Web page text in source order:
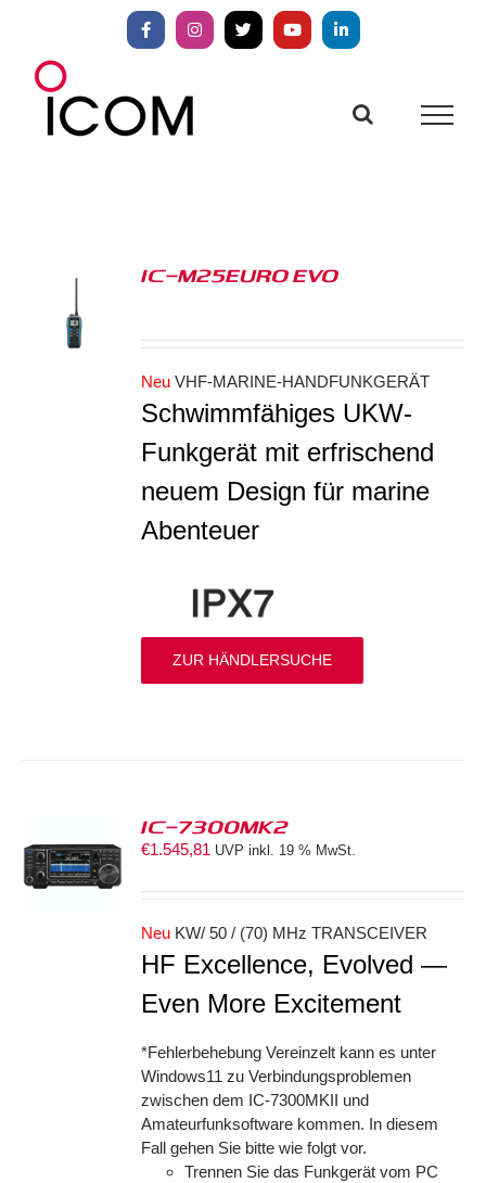
springen
FacebookInstagram
X YouTubeLinkedIn
IC-M25EURO EVO
Neu VHF-MARINE-HANDFUNKGERÄT
Schwimmfähiges UKW-
Funkgerät mit erfrischend
neuem Design für marine
Abenteuer
ZUR HÄNDLERSUCHE
IC-7300MK2
€1.545,81 UVP inkl. 19 % MwSt.
Neu KW/ 50 / (70) MHz TRANSCEIVER
HF Excellence, Evolved —
Even More Excitement
*Fehlerbehebung Vereinzelt kann es unter
Windows11 zu Verbindungsproblemen
zwischen dem IC-7300MKII und
Amateurfunksoftware kommen. In diesem
Fall gehen Sie bitte wie folgt vor.
Trennen Sie das Funkgerät vom PC